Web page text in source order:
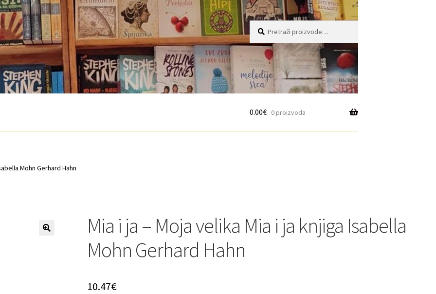
0.00€ 0 proizvoda
Mohn Gerhard Hahn
Mia i ja – Moja velika Mia i ja knjiga Isabella
Mohn Gerhard Hahn
10.47€